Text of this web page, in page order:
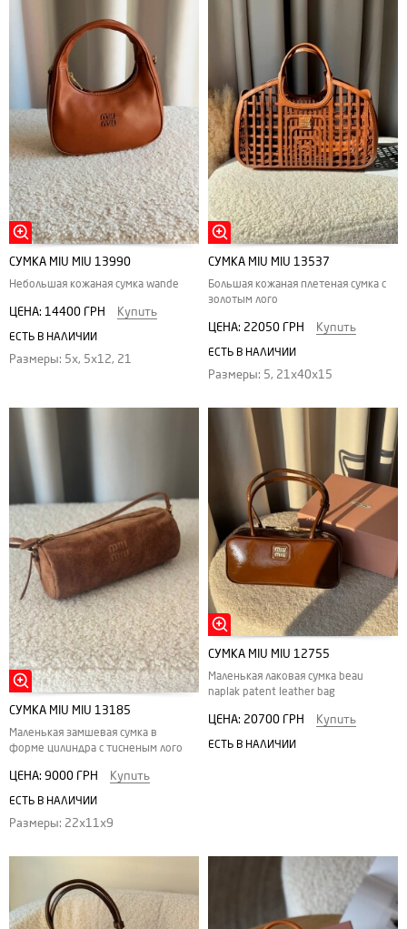
СУМКА MIU MIU 13990
Небольшая кожаная сумка wande
ЦЕНА: 14400 ГРН Купить
ЕСТЬ В НАЛИЧИИ
Размеры: 5x, 5x12, 21
СУМКА MIU MIU 13537
Большая кожаная плетеная сумка с
золотым лого
ЦЕНА: 22050 ГРН Купить
ЕСТЬ В НАЛИЧИИ
Размеры: 5, 21х40х15
СУМКА MIU MIU 13185
Маленькая замшевая сумка в
форме цилиндра с тисненым лого
ЦЕНА: 9000 ГРН Купить
ЕСТЬ В НАЛИЧИИ
Размеры: 22х11х9
СУМКА MIU MIU 12755
Маленькая лаковая сумка beau
naplak patent leather bag
ЦЕНА: 20700 ГРН Купить
ЕСТЬ В НАЛИЧИИ